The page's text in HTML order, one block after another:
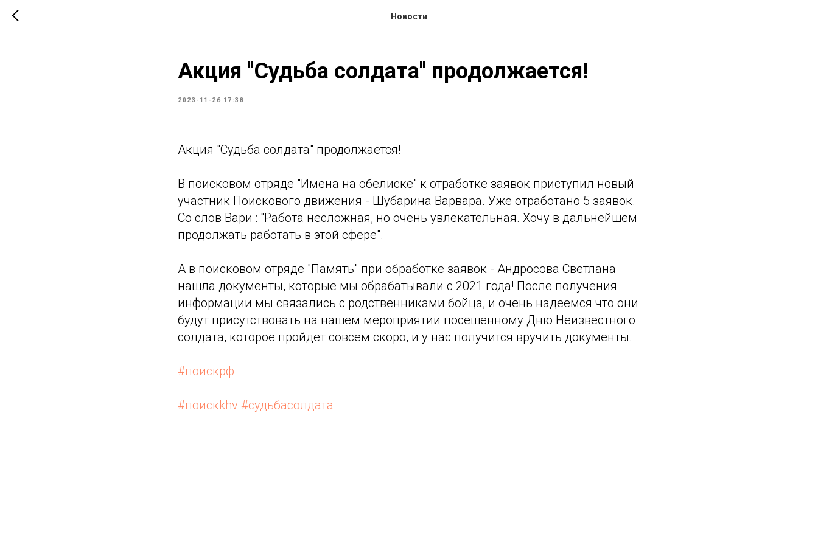
Новости
Акция "Судьба солдата" продолжается!
2023-11-26 17:38
Акция "Судьба солдата" продолжается!
В поисковом отряде "Имена на обелиске" к отработке заявок приступил новый
участник Поискового движения - Шубарина Варвара. Уже отработано 5 заявок.
Со слов Вари : "Работа несложная, но очень увлекательная. Хочу в дальнейшем
продолжать работать в этой сфере".
А в поисковом отряде "Память" при обработке заявок - Андросова Светлана
нашла документы, которые мы обрабатывали с 2021 года! После получения
информации мы связались с родственниками бойца, и очень надеемся что они
будут присутствовать на нашем мероприятии посещенному Дню Неизвестного
солдата, которое пройдет совсем скоро, и у нас получится вручить документы.
#поискрф
#поискkhv #судьбасолдата